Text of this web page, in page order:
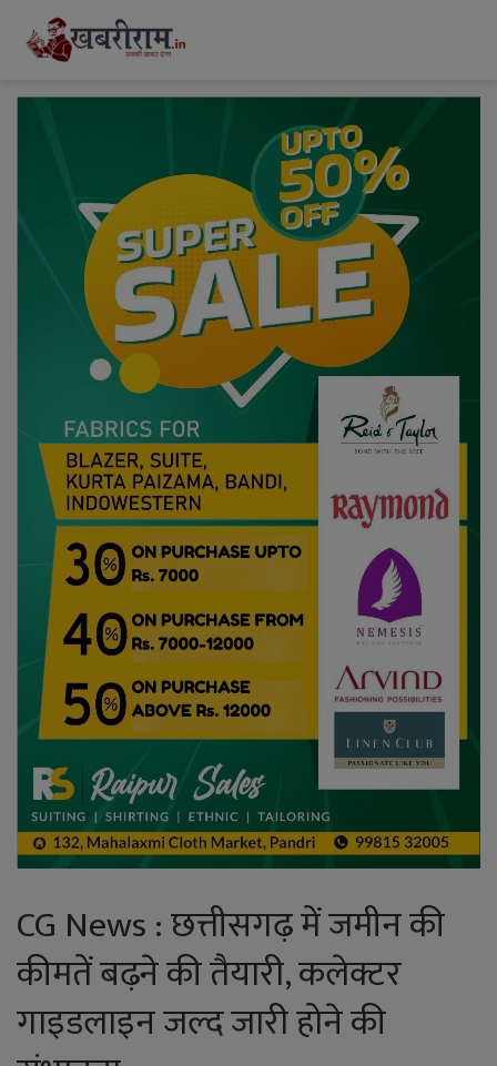
CG News : छत्तीसगढ़ में जमीन की
कीमतें बढ़ने की तैयारी, कलेक्टर
गाइडलाइन जल्द जारी होने की